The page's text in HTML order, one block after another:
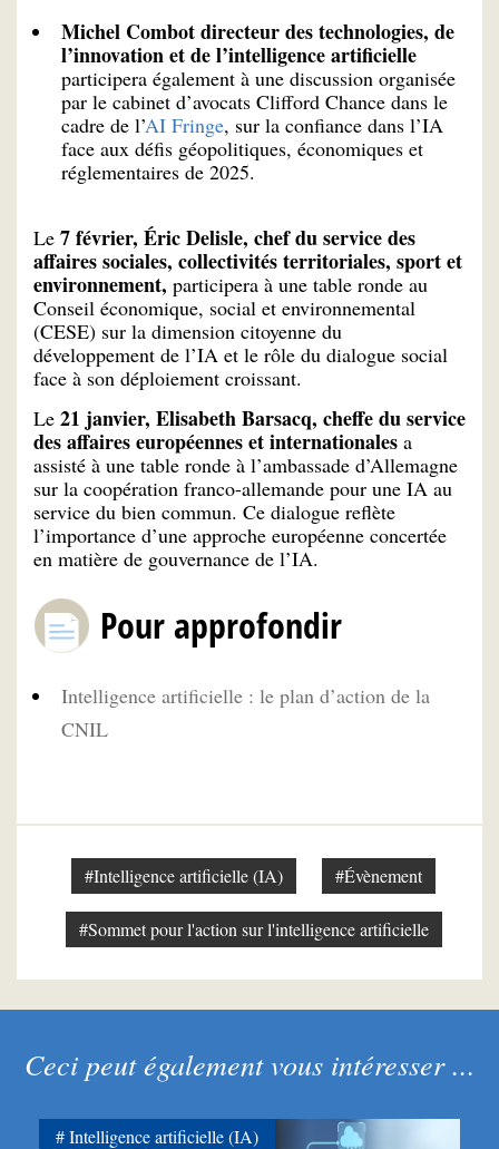
Michel Combot directeur des technologies, de
l’innovation et de l’intelligence artificielle
participera également à une discussion organisée
par le cabinet d’avocats Clifford Chance dans le
cadre de l’AI Fringe, sur la confiance dans l’IA
face aux défis géopolitiques, économiques et
réglementaires de 2025.
Le 7 février, Éric Delisle, chef du service des
affaires sociales, collectivités territoriales, sport et
environnement, participera à une table ronde au
Conseil économique, social et environnemental
(CESE) sur la dimension citoyenne du
développement de l’IA et le rôle du dialogue social
face à son déploiement croissant.
Le 21 janvier, Elisabeth Barsacq, cheffe du service
des affaires européennes et internationales a
assisté à une table ronde à l’ambassade d’Allemagne
sur la coopération franco-allemande pour une IA au
service du bien commun. Ce dialogue reflète
l’importance d’une approche européenne concertée
en matière de gouvernance de l’IA.
Pour approfondir
Intelligence artificielle : le plan d’action de la
CNIL
#Intelligence artificielle (IA) #Évènement
#Sommet pour l'action sur l'intelligence artificielle
Ceci peut également vous intéresser ...
Intelligence artificielle (IA)